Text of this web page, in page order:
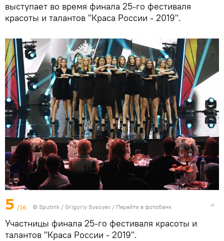
выступает во время финала 25-го фестиваля
красоты и талантов "Краса России - 2019".
5 /16 © Sputnik / Grigoriy Sysoyev / Перейти в фотобанк
Участницы финала 25-го фестиваля красоты и
талантов "Краса России - 2019".